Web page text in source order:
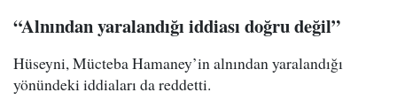
“Alnından yaralandığı iddiası doğru değil”
Hüseyni, Mücteba Hamaney’in alnından yaralandığı
yönündeki iddiaları da reddetti.